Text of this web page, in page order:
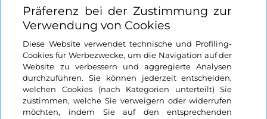
Nützliche Links
Login
Bleiben wir in Kontakt
Präferenz bei der Zustimmung zur
Verwendung von Cookies
Diese Website verwendet technische und Profiling-
Cookies für Werbezwecke, um die Navigation auf der
Website zu verbessern und aggregierte Analysen
durchzuführen. Sie können jederzeit entscheiden,
welchen Cookies (nach Kategorien unterteilt) Sie
zustimmen, welche Sie verweigern oder widerrufen
möchten, indem Sie auf den entsprechenden